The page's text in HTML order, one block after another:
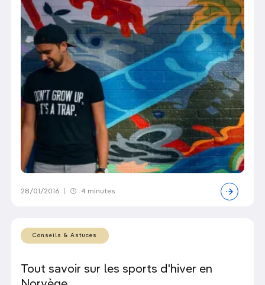
28/01/2016 4 minutes
Conseils & Astuces
Tout savoir sur les sports d'hiver en